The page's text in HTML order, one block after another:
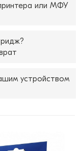
или МФУ
устройством